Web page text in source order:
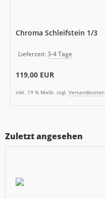
Chroma Schleifstein 1/3
Lieferzeit:3-4 Tage
119,00 EUR
inkl. 19 % MwSt. zzgl. Versandkosten
Zuletzt angesehen